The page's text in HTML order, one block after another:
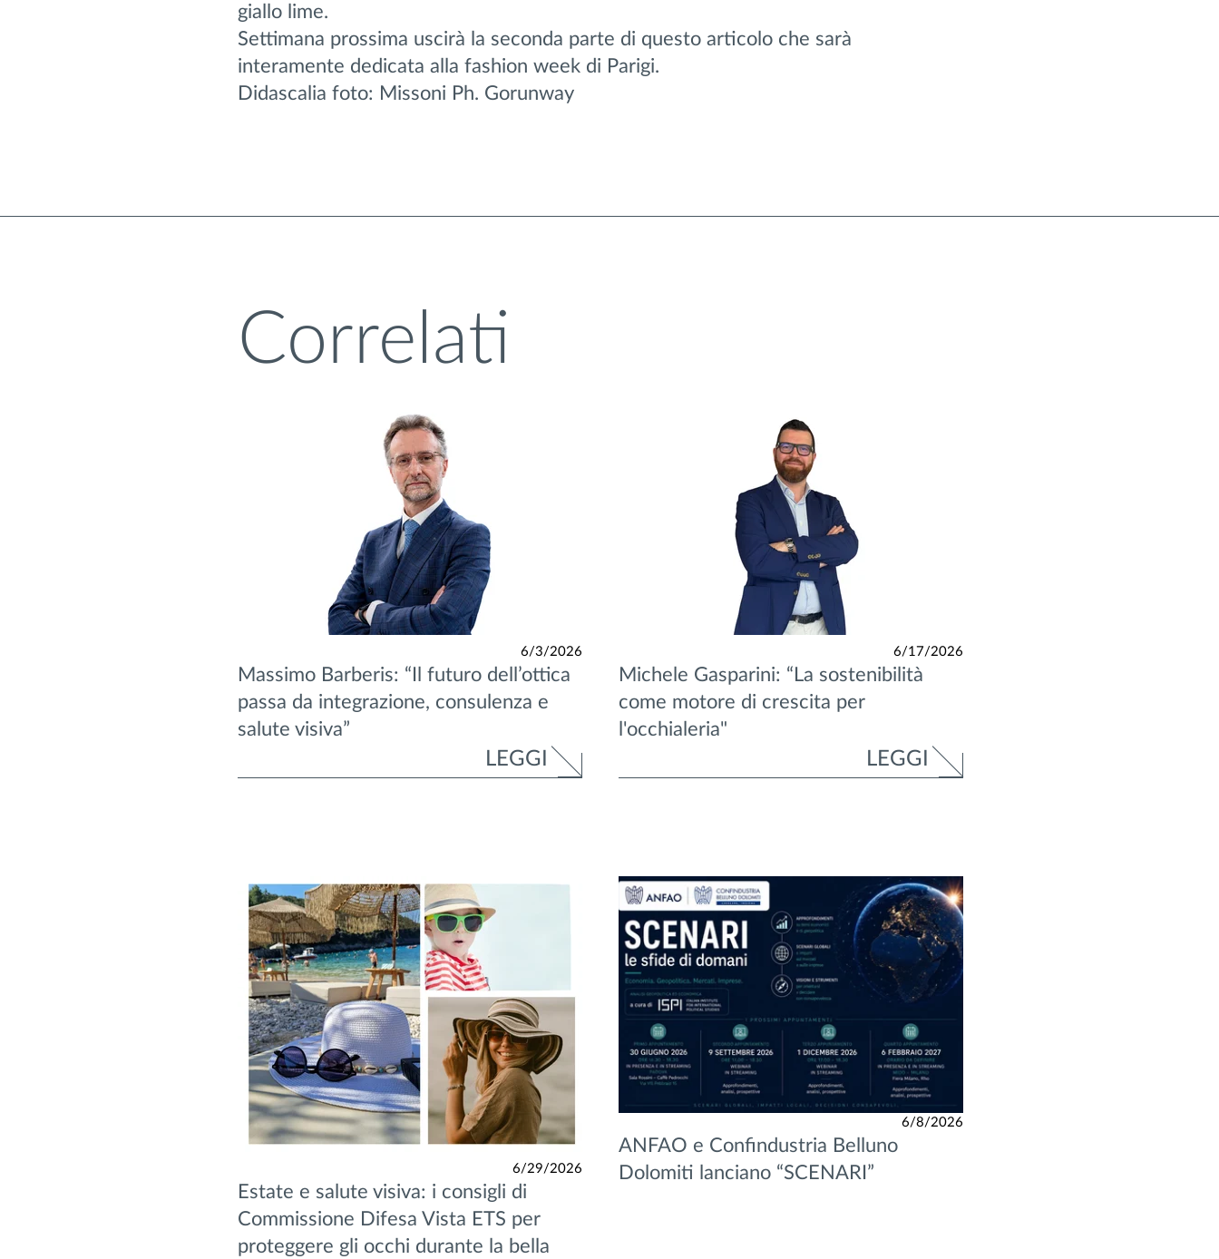
giallo lime.
Settimana prossima uscirà la seconda parte di questo articolo che sarà
interamente dedicata alla fashion week di Parigi.
Didascalia foto: Missoni Ph. Gorunway
Correlati
6/3/2026
Massimo Barberis: “Il futuro dell’ottica
passa da integrazione, consulenza e
salute visiva”
LEGGI
6/17/2026
Michele Gasparini: “La sostenibilità
come motore di crescita per
l'occhialeria"
LEGGI
6/29/2026
Estate e salute visiva: i consigli di
Commissione Difesa Vista ETS per
proteggere gli occhi durante la bella
6/8/2026
ANFAO e Confindustria Belluno
Dolomiti lanciano “SCENARI”